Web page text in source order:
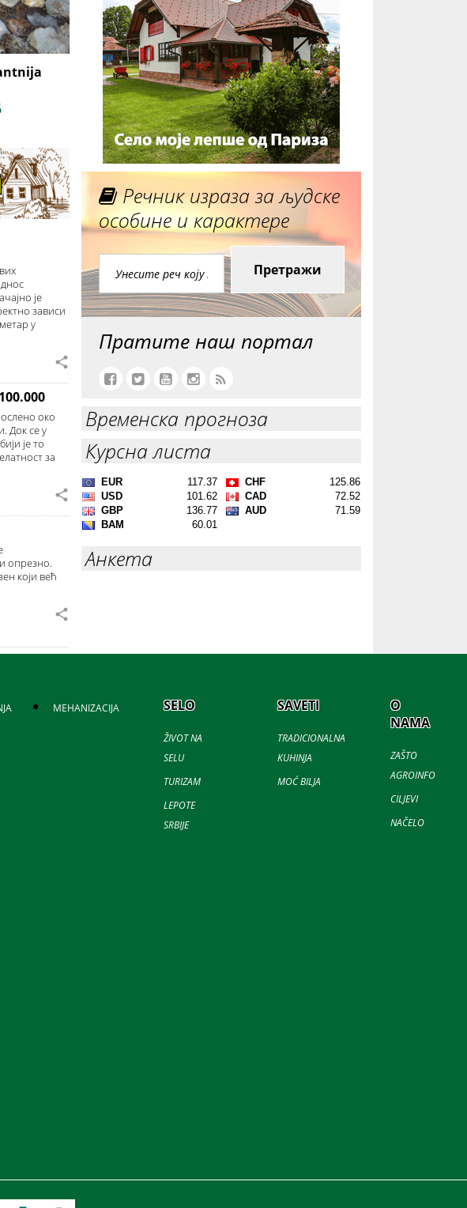
је
зависи
у
око
Док се у
је то
за
опрезно.
који већ
Речник израза за људске
особине и карактере
Претражи
Пратите наш портал
Временска прогноза
Курсна листа
Анкета
MEHANIZACIJA SELO
ŽIVOT NA
SELU
TURIZAM
LEPOTE
SRBIJE
SAVETI
TRADICIONALNA
KUHINJA
MOĆ BILJA
O
NAMA
ZAŠTO
AGROINFO
CILJEVI
NAČELO